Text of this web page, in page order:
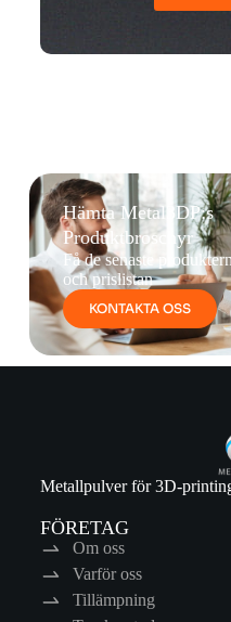
Hämta Metal3DP:s
Produktbroschyr
Få de senaste
och prislistan
KONTAKTA OSS
Metallpulver för 3D-
FÖRETAG
Om oss
Varför oss
Tillämpning